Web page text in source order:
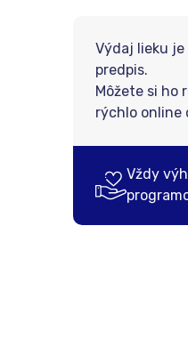
Výdaj lieku
predpis.
Môžete si ho
rýchlo online
Vždy